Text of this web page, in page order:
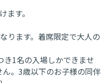
ます。
ります。着席限定で大人の
き1名の入場しかできませ
。3歳以下のお子様の同伴